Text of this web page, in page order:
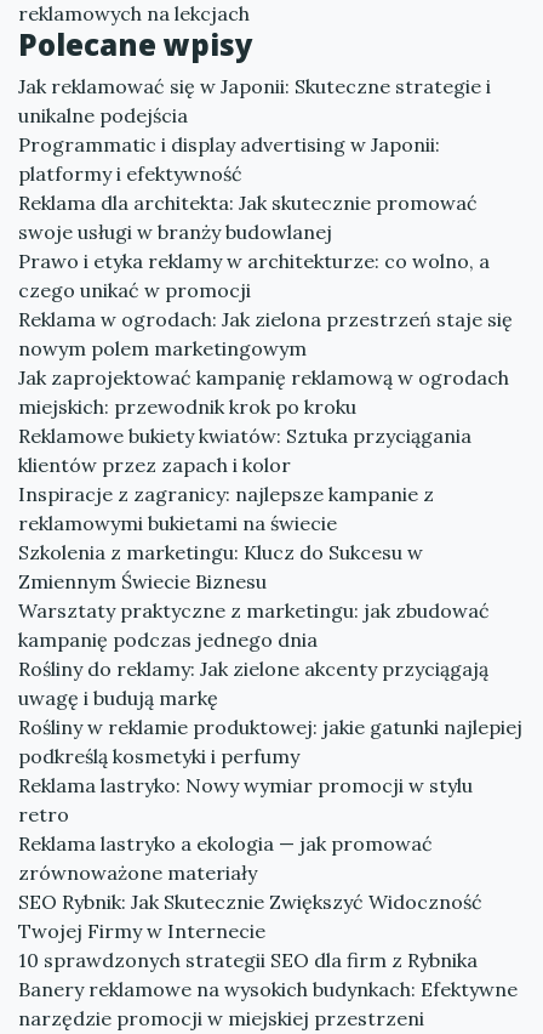
reklamowych na lekcjach
Polecane wpisy
Jak reklamować się w Japonii: Skuteczne strategie i
unikalne podejścia
Programmatic i display advertising w Japonii:
platformy i efektywność
Reklama dla architekta: Jak skutecznie promować
swoje usługi w branży budowlanej
Prawo i etyka reklamy w architekturze: co wolno, a
czego unikać w promocji
Reklama w ogrodach: Jak zielona przestrzeń staje się
nowym polem marketingowym
Jak zaprojektować kampanię reklamową w ogrodach
miejskich: przewodnik krok po kroku
Reklamowe bukiety kwiatów: Sztuka przyciągania
klientów przez zapach i kolor
Inspiracje z zagranicy: najlepsze kampanie z
reklamowymi bukietami na świecie
Szkolenia z marketingu: Klucz do Sukcesu w
Zmiennym Świecie Biznesu
Warsztaty praktyczne z marketingu: jak zbudować
kampanię podczas jednego dnia
Rośliny do reklamy: Jak zielone akcenty przyciągają
uwagę i budują markę
Rośliny w reklamie produktowej: jakie gatunki najlepiej
podkreślą kosmetyki i perfumy
Reklama lastryko: Nowy wymiar promocji w stylu
retro
Reklama lastryko a ekologia — jak promować
zrównoważone materiały
SEO Rybnik: Jak Skutecznie Zwiększyć Widoczność
Twojej Firmy w Internecie
10 sprawdzonych strategii SEO dla firm z Rybnika
Banery reklamowe na wysokich budynkach: Efektywne
narzędzie promocji w miejskiej przestrzeni